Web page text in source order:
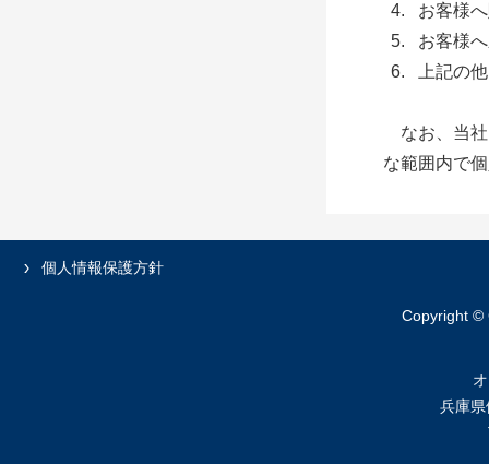
お客様
お客様
上記の
なお、当社
な範囲内で
個人情報保護方針
Copyright ©
兵庫